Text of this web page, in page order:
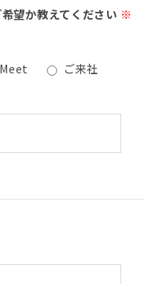
望か教えてください ※
ご来社